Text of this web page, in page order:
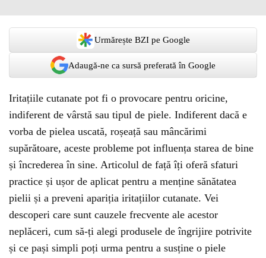
Urmărește BZI pe Google
Adaugă-ne ca sursă preferată în Google
Iritațiile cutanate pot fi o provocare pentru oricine,
indiferent de vârstă sau tipul de piele. Indiferent dacă e
vorba de pielea uscată, roșeață sau mâncărimi
supărătoare, aceste probleme pot influența starea de bine
și încrederea în sine. Articolul de față îți oferă sfaturi
practice și ușor de aplicat pentru a menține sănătatea
pielii și a preveni apariția iritațiilor cutanate. Vei
descoperi care sunt cauzele frecvente ale acestor
neplăceri, cum să-ți alegi produsele de îngrijire potrivite
și ce pași simpli poți urma pentru a susține o piele